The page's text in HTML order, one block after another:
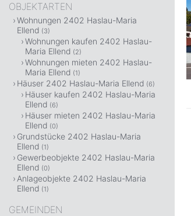
OBJEKTARTEN
Wohnungen 2402 Haslau-Maria
Ellend (3)
Wohnungen kaufen 2402 Haslau-
Maria Ellend (2)
Wohnungen mieten 2402 Haslau-
Maria Ellend (1)
Häuser 2402 Haslau-Maria Ellend (6)
Häuser kaufen 2402 Haslau-Maria
Ellend (6)
Häuser mieten 2402 Haslau-Maria
Ellend (0)
Grundstücke 2402 Haslau-Maria
Ellend (1)
Gewerbeobjekte 2402 Haslau-Maria
Ellend (0)
Anlageobjekte 2402 Haslau-Maria
Ellend (1)
GEMEINDEN